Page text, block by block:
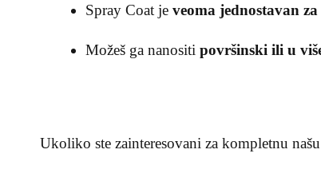
Spray Coat je veoma jednostavan
Možeš ga nanositi površinski ili u
Ukoliko ste zainteresovani za kompletnu